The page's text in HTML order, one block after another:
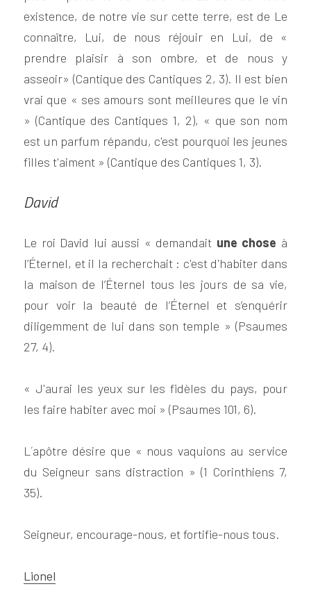
existence, de notre vie sur cette terre, est de Le
connaître, Lui, de nous réjouir en Lui, de «
prendre plaisir à son ombre, et de nous y
asseoir» (Cantique des Cantiques 2, 3). Il est bien
vrai que « ses amours sont meilleures que le vin
» (Cantique des Cantiques 1, 2), « que son nom
est un parfum répandu, c'est pourquoi les jeunes
filles t'aiment » (Cantique des Cantiques 1, 3).
David
Le roi David lui aussi « demandait une chose à
l’Éternel, et il la recherchait : c'est d'habiter dans
la maison de l’Éternel tous les jours de sa vie,
pour voir la beauté de l’Éternel et s’enquérir
diligemment de lui dans son temple » (Psaumes
27, 4).
« J'aurai les yeux sur les fidèles du pays, pour
les faire habiter avec moi » (Psaumes 101, 6).
L´apôtre désire que « nous vaquions au service
du Seigneur sans distraction » (1 Corinthiens 7,
35).
Seigneur, encourage-nous, et fortifie-nous tous.
Lionel